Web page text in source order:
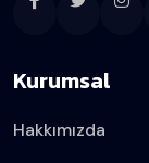
Kurumsal
Hakkımızda